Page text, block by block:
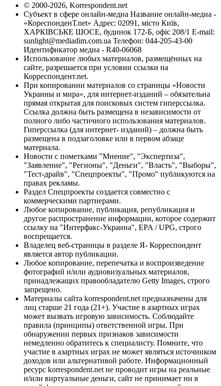
© 2000-2026, Korrespondent.net
Субъект в сфере онлайн-медиа Название онлайн-медиа -
«КореспонденТ.net» Адрес: 02091, місто Київ,
ХАРКІВСЬКЕ ШОСЕ, будинок 172-Б, офіс 208/1 E-mail:
sunlight@mediadim.com.ua Телефон: 044-205-43-00
Идентификатор медиа - R40-06068
Использование любых материалов, размещённых на
сайте, разрешается при условии ссылки на
Корреспондент.net.
При копировании материалов со страницы «Новости
Украины и мира», для интернет-изданий – обязательна
прямая открытая для поисковых систем гиперссылка.
Ссылка должна быть размещена в независимости от
полного либо частичного использования материалов.
Гиперссылка (для интернет- изданий) – должна быть
размещена в подзаголовке или в первом абзаце
материала.
Новости с пометками "Мнение", "Экспертиза",
"Заявление", "Регионы", "Деньги", "Власть", "Выборы",
"Тест-драйв", "Спецпроекты", "Промо" публикуются на
правах рекламы.
Раздел Спецпроекты создается совместно с
коммерческими партнерами.
Любое копирование, публикация, републикация и
другое распространение информации, которое содержит
ссылку на "Интерфакс-Украина", EPA / UPG, строго
воспрещается.
Владелец веб-страницы в разделе Я- Корреспондент
является автор публикации.
Любое копирование, перепечатка и воспроизведение
фотографий и/или аудиовизуальных материалов,
принадлежащих правообладателю Getty Images, строго
запрещено.
Материалы сайта korrespondent.net предназначены для
лиц старше 21 года (21+). Участие в азартных играх
может вызвать игровую зависимость. Соблюдайте
правила (принципы) ответственной игры. При
обнаружении первых признаков зависимости
немедленно обратитесь к специалисту. Помните, что
участие в азартных играх не может являться источником
доходов или альтернативой работе. Информационный
ресурс korrespondent.net не проводит игры на реальные
и/или виртуальные деньги, сайт не принимает ни в